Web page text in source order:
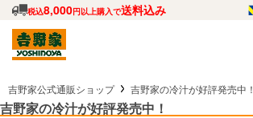
税込8,000円以上購入で送料込み
吉野家公式通販ショップ 吉野家の冷汁が好評発売中！
吉野家の冷汁が好評発売中！